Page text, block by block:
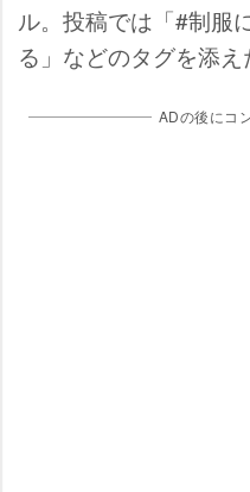
ル。投稿では「#制服
る」などのタグを添え
ADの後にコ